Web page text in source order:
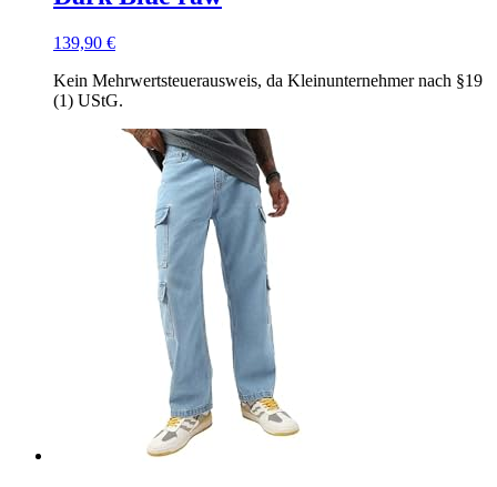
139,90 €
Kein Mehrwertsteuerausweis, da Kleinunternehmer nach §19
(1) UStG.